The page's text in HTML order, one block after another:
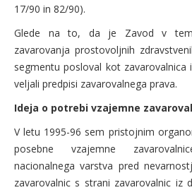
17/90 in 82/90).
Glede na to, da je Zavod v tem
zavarovanja prostovoljnih
segmentu posloval kot
veljali predpisi zavarovalnega prava.
Ideja o potrebi vzajemne
V letu 1995-96 sem pristojnim
posebne vzajemne
nacionalnega varstva pred
zavarovalnic s strani zavarovalnic iz